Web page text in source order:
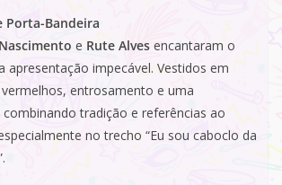
Porta-Bandeira
e Rute Alves encantaram o
apresentação impecável. Vestidos em
entrosamento e uma
tradição e referências ao
no trecho “Eu sou caboclo da